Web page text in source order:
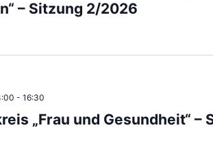
– Sitzung 2/2026
„Frau und Gesundheit“ –
- 16:30